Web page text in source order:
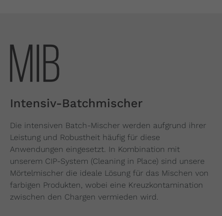
Intensiv-Batchmischer
Die intensiven Batch-Mischer werden aufgrund ihrer
Leistung und Robustheit häufig für diese
Anwendungen eingesetzt. In Kombination mit
unserem CIP-System (Cleaning in Place) sind unsere
Mörtelmischer die ideale Lösung für das Mischen von
farbigen Produkten, wobei eine Kreuzkontamination
zwischen den Chargen vermieden wird.